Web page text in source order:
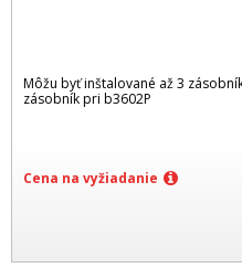
Môžu byť inštalované až 3
zásobník pri b3602P
Cena na vyžiadanie